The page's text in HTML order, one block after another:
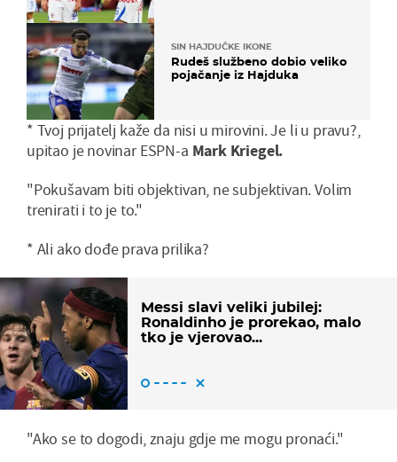
SIN HAJDUČKE IKONE
Rudeš službeno dobio veliko
pojačanje iz Hajduka
* Tvoj prijatelj kaže da nisi u mirovini. Je li u pravu?,
upitao je novinar ESPN-a Mark Kriegel.
"Pokušavam biti objektivan, ne subjektivan. Volim
trenirati i to je to."
* Ali ako dođe prava prilika?
Messi slavi veliki jubilej:
Ronaldinho je prorekao, malo
tko je vjerovao...
"Ako se to dogodi, znaju gdje me mogu pronaći."